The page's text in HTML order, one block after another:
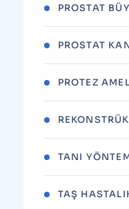
PROSTAT
PROSTAT
PROTEZ
TANI
TAŞ